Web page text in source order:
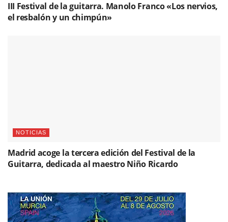
III Festival de la guitarra. Manolo Franco «Los nervios,
el resbalón y un chimpún»
NOTICIAS
Madrid acoge la tercera edición del Festival de la
Guitarra, dedicada al maestro Niño Ricardo